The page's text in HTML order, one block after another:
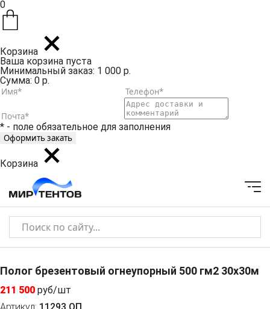
0
Корзина
Ваша корзина пуста
Минимальный заказ: 1 000 р.
Сумма: 0 р.
* - поле обязательное для заполнения
Корзина
Полог брезентовый огнеупорный 500 гм2 30x30м
211 500 руб/шт